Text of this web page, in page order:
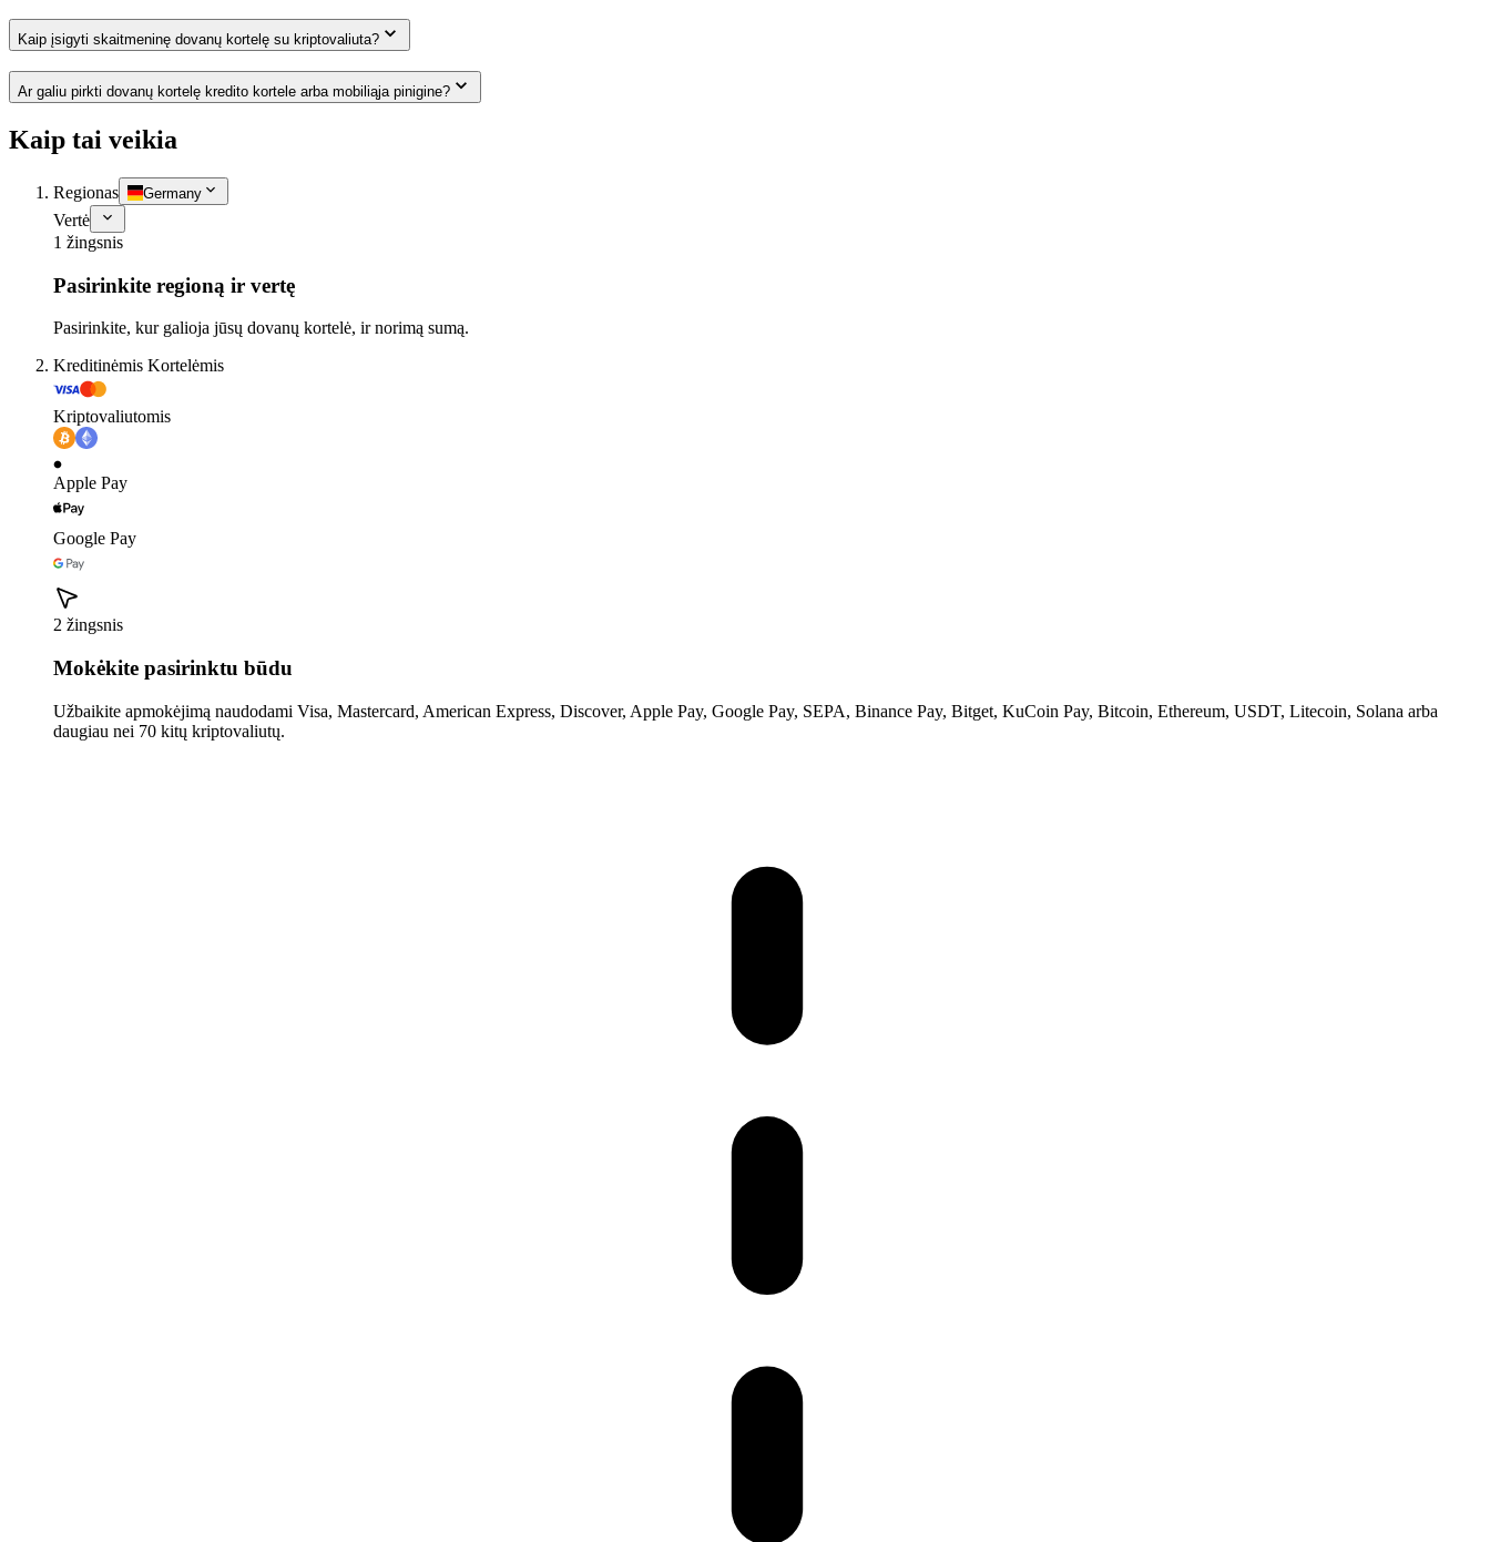
Kaip įsigyti skaitmeninę dovanų kortelę su kriptovaliuta?
Ar galiu pirkti dovanų kortelę kredito kortele arba mobiliąja pinigine?
Kaip tai veikia
Regionas Germany
Vertė
1 žingsnis
Pasirinkite regioną ir vertę
Pasirinkite, kur galioja jūsų dovanų kortelė, ir norimą sumą.
Kreditinėmis Kortelėmis
Kriptovaliutomis
Apple Pay
Google Pay
2 žingsnis
Mokėkite pasirinktu būdu
Užbaikite apmokėjimą naudodami Visa, Mastercard, American Express, Discover, Apple Pay, Google Pay, SEPA, Binance Pay, Bitget, KuCoin Pay, Bitcoin, Ethereum, USDT, Litecoin, Solana arba
daugiau nei 70 kitų kriptovaliutų.